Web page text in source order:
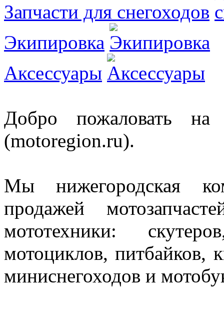
Запчасти для снегоходов
Экипировка
Аксессуары
Добро пожаловать на
(motoregion.ru).
Мы нижегородская
продажей
мототехники:
мотоциклов, питбайков,
миниснегоходов и